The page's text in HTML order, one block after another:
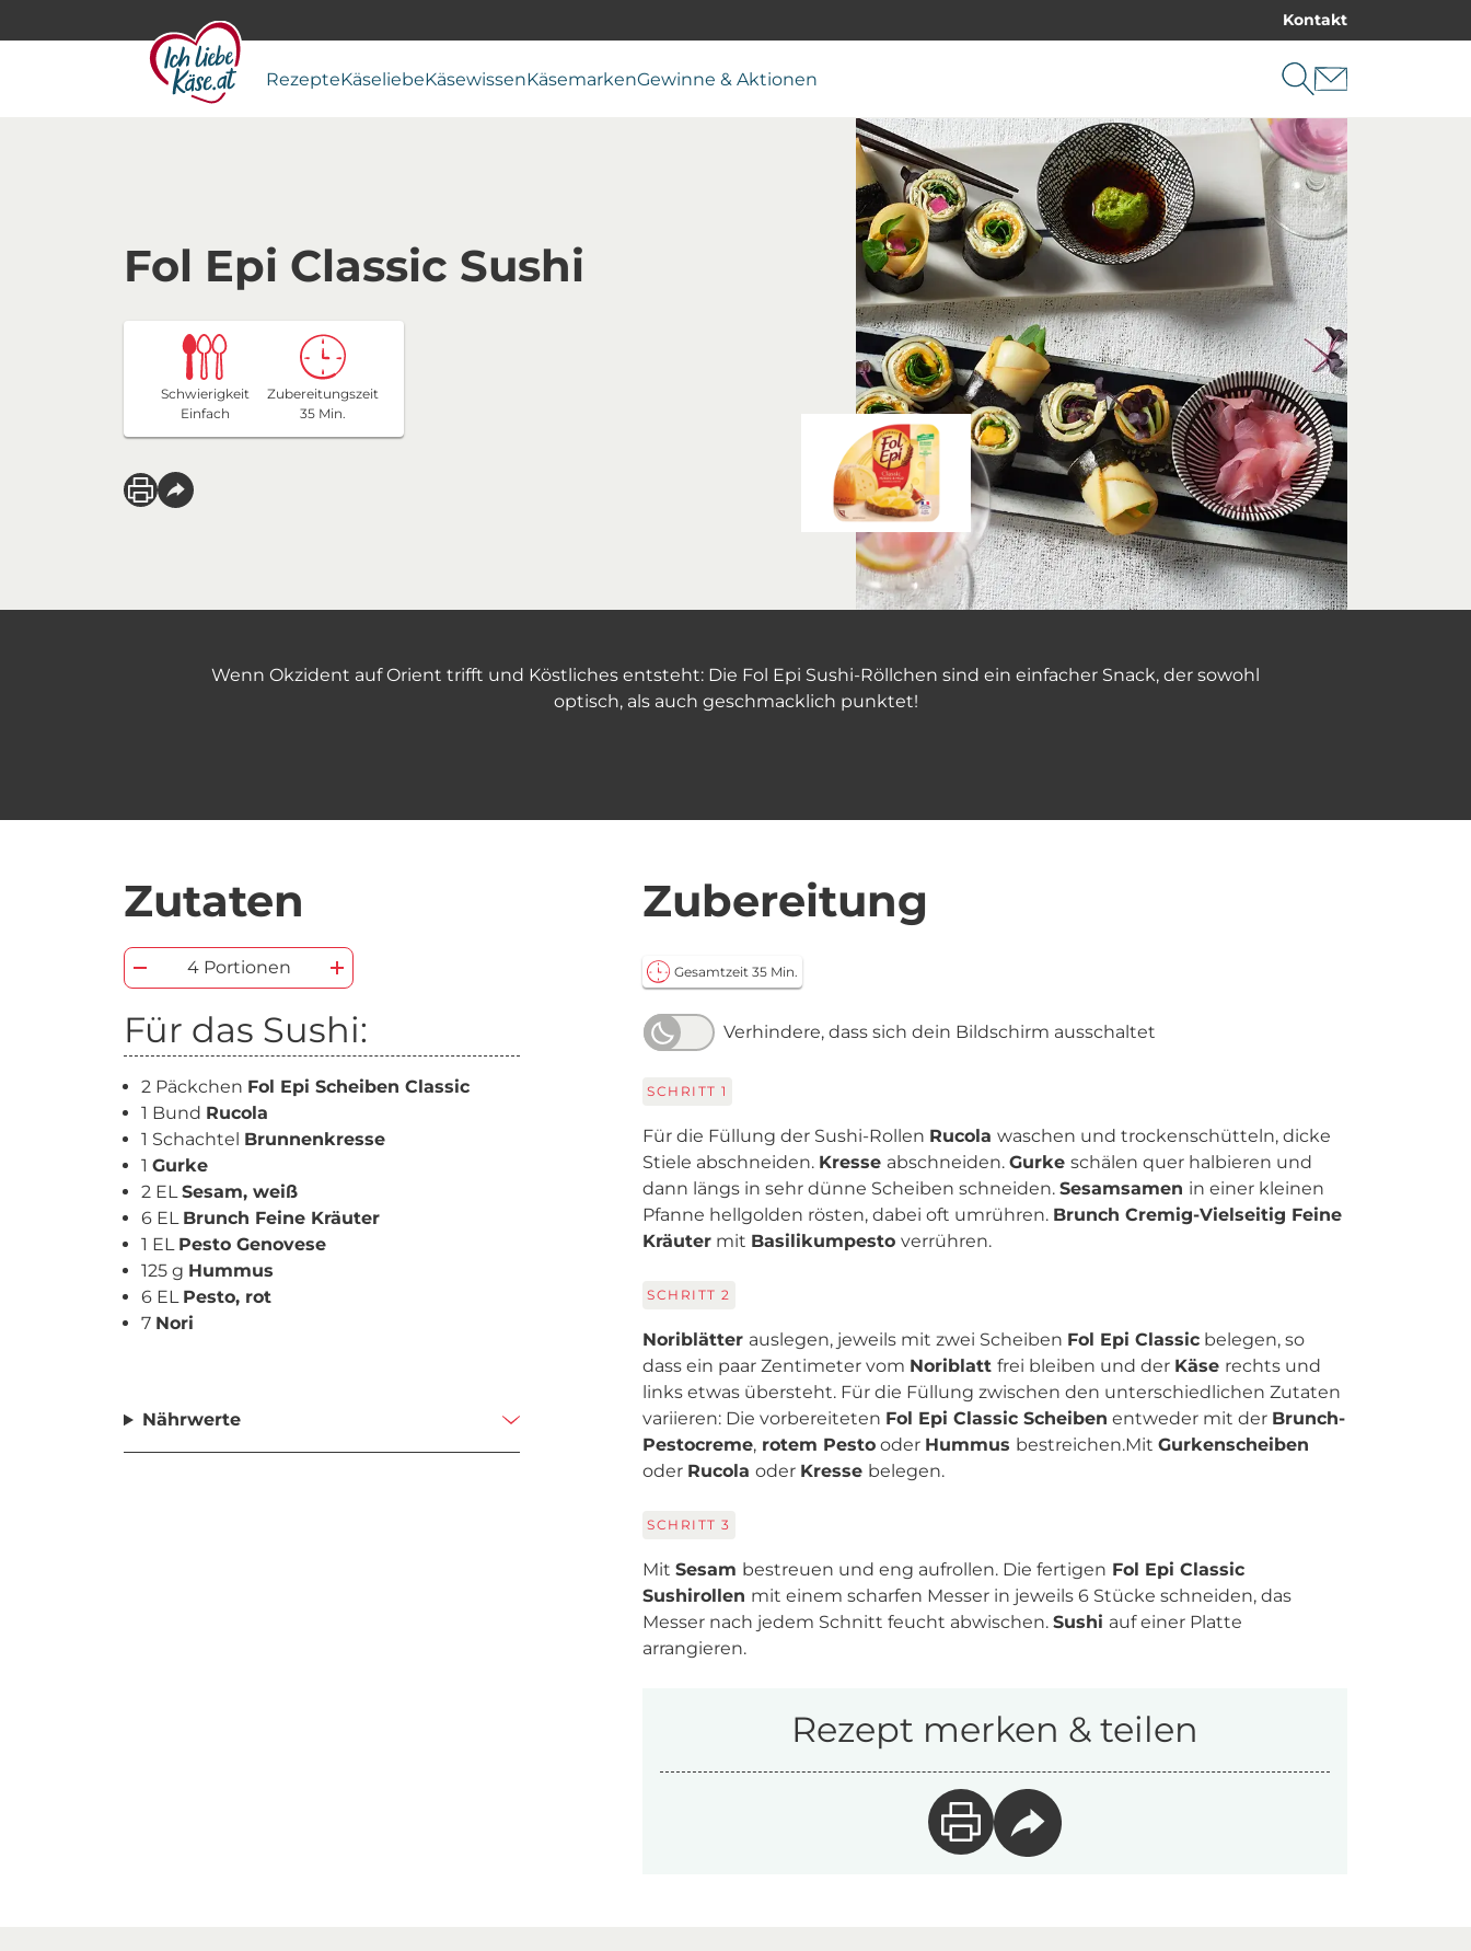
Kontakt
RezepteKäseliebeKäsewissenKäsemarkenGewinne & Aktionen
Fol Epi Classic Sushi
Schwierigkeit
Einfach
Zubereitungszeit
35 Min.
Wenn Okzident auf Orient trifft und Köstliches entsteht: Die Fol Epi Sushi-Röllchen sind ein einfacher Snack, der sowohl
optisch, als auch geschmacklich punktet!
Zutaten
4 Portionen
Für das Sushi:
2 Päckchen Fol Epi Scheiben Classic
1 Bund Rucola
1 Schachtel Brunnenkresse
1 Gurke
2 ELSesam, weiß
6 EL Brunch Feine Kräuter
1 EL Pesto Genovese
125 g Hummus
6 EL Pesto, rot
7 Nori
Nährwerte
Zubereitung
Gesamtzeit 35 Min.
Verhindere, dass sich dein Bildschirm ausschaltet
SCHRITT 1
Für die Füllung der Sushi-Rollen Rucola waschen und trockenschütteln, dicke
Stiele abschneiden. Kresse abschneiden. Gurke schälen quer halbieren und
dann längs in sehr dünne Scheiben schneiden. Sesamsamen in einer kleinen
Pfanne hellgolden rösten, dabei oft umrühren. Brunch Cremig-Vielseitig Feine
Kräuter mit Basilikumpesto verrühren.
SCHRITT 2
Noriblätter auslegen, jeweils mit zwei Scheiben Fol Epi Classic belegen, so
dass ein paar Zentimeter vom Noriblatt frei bleiben und der Käse rechts und
links etwas übersteht. Für die Füllung zwischen den unterschiedlichen Zutaten
variieren: Die vorbereiteten Fol Epi Classic Scheiben entweder mit der Brunch-
Pestocreme, rotem Pesto oder Hummus bestreichen.Mit Gurkenscheiben
oder Rucola oder Kresse belegen.
SCHRITT 3
Mit Sesam bestreuen und eng aufrollen. Die fertigen Fol Epi Classic
Sushirollen mit einem scharfen Messer in jeweils 6 Stücke schneiden, das
Messer nach jedem Schnitt feucht abwischen. Sushi auf einer Platte
arrangieren.
Rezept merken & teilen